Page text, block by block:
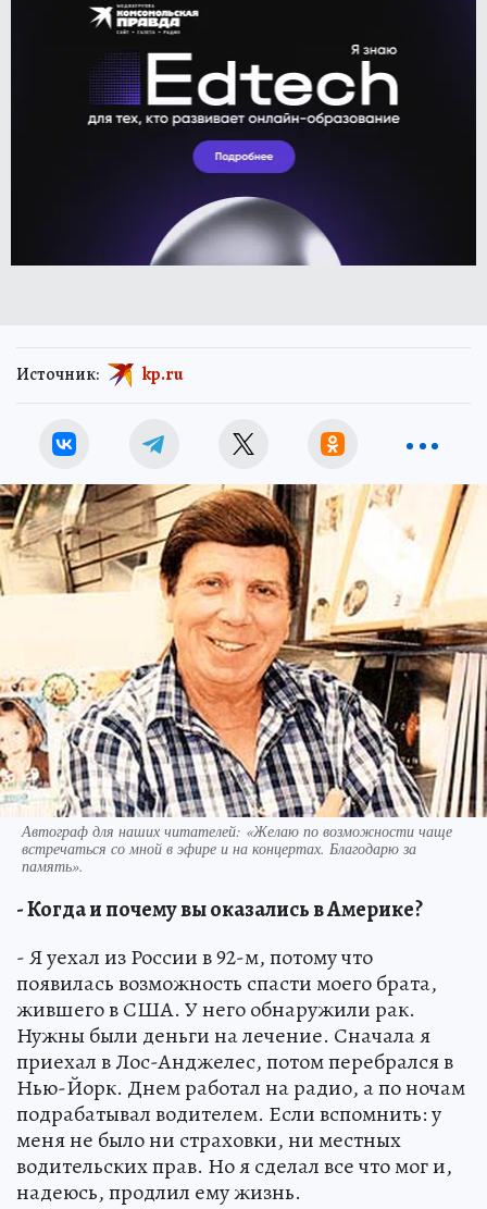
Источник: kp.ru
Автограф для наших читателей: «Желаю по возможности чаще
встречаться со мной в эфире и на концертах. Благодарю за
память».
- Когда и почему вы оказались в Америке?
- Я уехал из России в 92-м, потому что
появилась возможность спасти моего брата,
жившего в США. У него обнаружили рак.
Нужны были деньги на лечение. Сначала я
приехал в Лос-Анджелес, потом перебрался в
Нью-Йорк. Днем работал на радио, а по ночам
подрабатывал водителем. Если вспомнить: у
меня не было ни страховки, ни местных
водительских прав. Но я сделал все что мог и,
надеюсь, продлил ему жизнь.